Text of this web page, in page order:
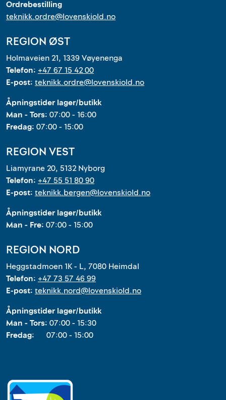
Ordrebestilling
teknikk.ordre@lovenskiold.no
REGION ØST
Holmaveien 21, 1339 Vøyenenga
Telefon: +47 67 15 42 00
E-post: teknikk.ordre@lovenskiold.no
Åpningstider lager/butikk
Man - Tors: 07:00 - 16:00
Fredag: 07:00 - 15:00
REGION VEST
Liamyrane 20, 5132 Nyborg
Telefon: +47 55 51 80 90
E-post: teknikk.bergen@lovenskiold.no
Åpningstider lager/butikk
Man - Fre: 07:00 - 15:00
REGION NORD
Heggstadmoen 1K - L, 7080 Heimdal
Telefon: +47 73 57 46 99
E-post: teknikk.nord@lovenskiold.no
Åpningstider lager/butikk
Man - Tors: 07:00 - 15:30
Fredag: 07:00 - 15:00